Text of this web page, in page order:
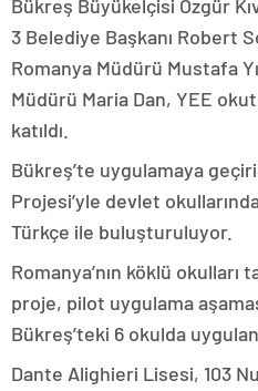
Bükreş Büyükelçisi Özgür
3 Belediye Başkanı Robert
Romanya Müdürü Mustafa
Müdürü Maria Dan, YEE
katıldı.
Bükreş’te uygulamaya
Projesi’yle devlet
Türkçe ile buluşturuluyor.
Romanya’nın köklü okulları
proje, pilot uygulama
Bükreş’teki 6 okulda
Dante Alighieri Lisesi, 103